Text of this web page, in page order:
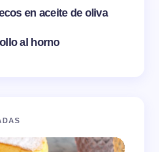
en aceite de oliva
al horno